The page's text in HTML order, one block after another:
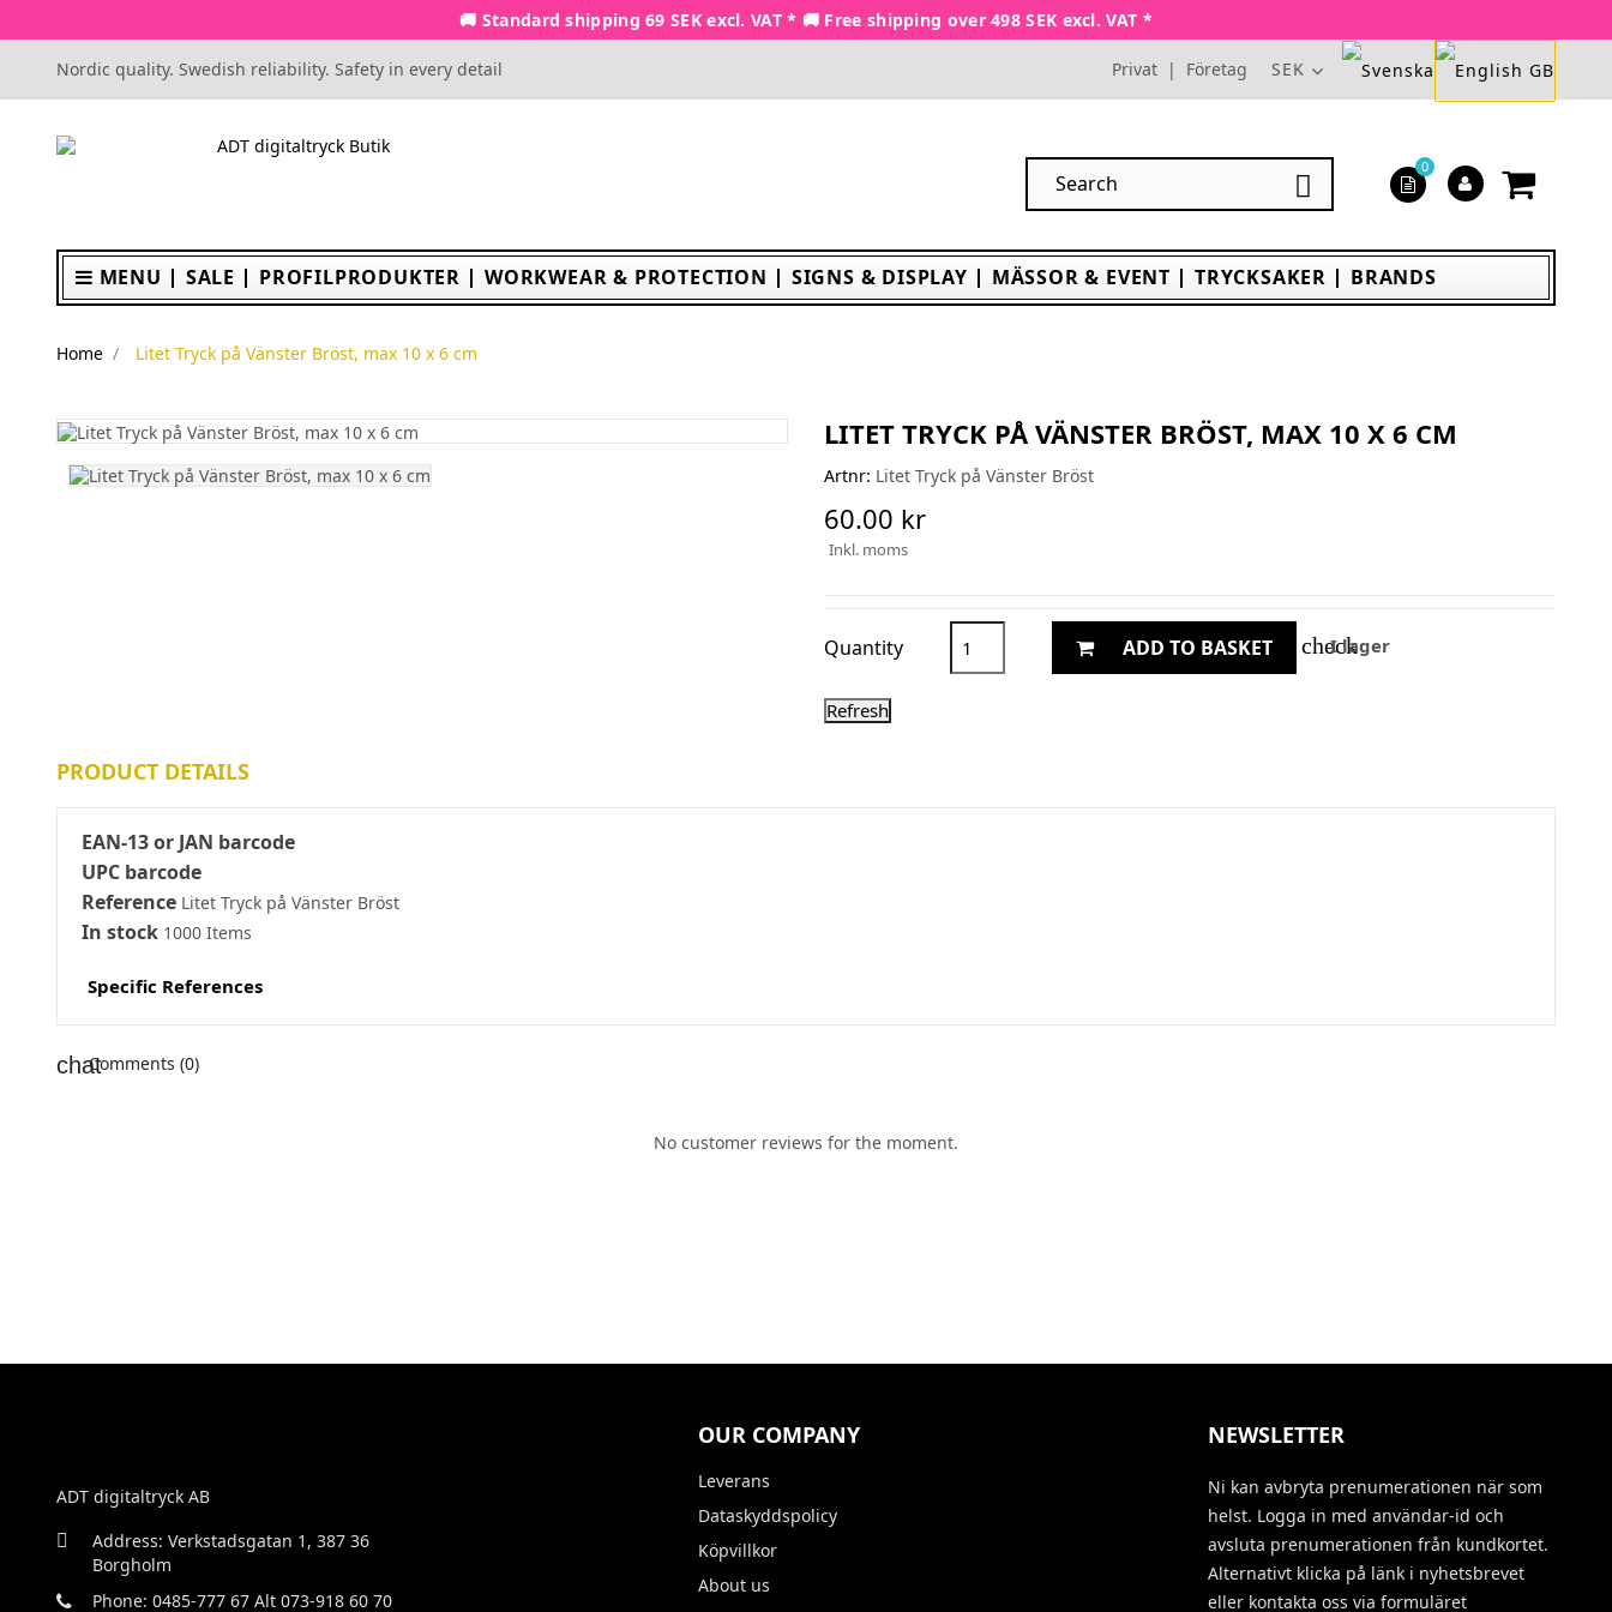
🚚 Standard shipping 69 SEK excl. VAT * 🚚 Free shipping over 498 SEK excl. VAT *
Nordic quality. Swedish reliability. Safety in every detail Privat | Företag SEK

0
MENU SALE PROFILPRODUKTER WORKWEAR & PROTECTION SIGNS & DISPLAY MÄSSOR & EVENT TRYCKSAKER BRANDS
Home Litet Tryck på Vänster Bröst, max 10 x 6 cm
LITET TRYCK PÅ VÄNSTER BRÖST, MAX 10 X 6 CM
Artnr: Litet Tryck på Vänster Bröst
60.00 kr
Inkl. moms
Quantity ADD TO BASKET check
I lager
PRODUCT DETAILS
EAN-13 or JAN barcode
UPC barcode
Reference Litet Tryck på Vänster Bröst
In stock 1000 Items
Specific References
Comments (0)
No customer reviews for the moment.
ADT digitaltryck AB
Address: Verkstadsgatan 1, 387 36
Borgholm
Phone: 0485-777 67 Alt 073-918 60 70
OUR COMPANY
Leverans
Dataskyddspolicy
Köpvillkor
About us
NEWSLETTER
Ni kan avbryta prenumerationen när som
helst. Logga in med användar-id och
avsluta prenumerationen från kundkortet.
Alternativt klicka på länk i nyhetsbrevet
eller kontakta oss via formuläret